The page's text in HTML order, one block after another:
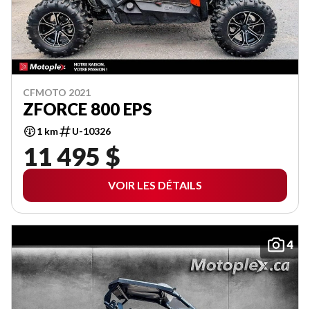
CFMOTO 2021
ZFORCE 800 EPS
1 km U-10326
11 495 $
VOIR LES DÉTAILS
4